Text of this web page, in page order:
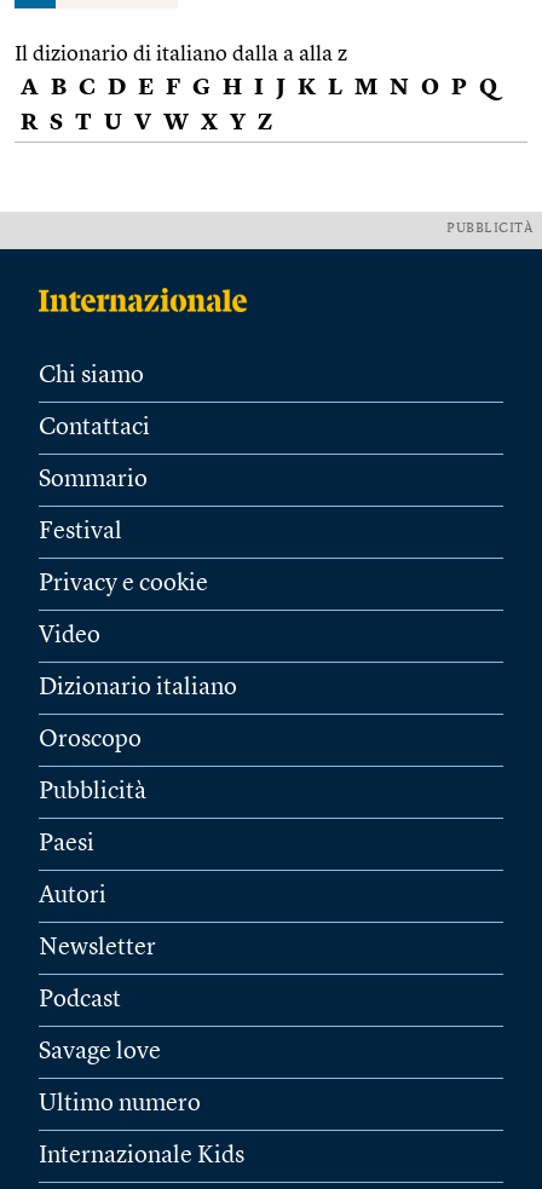
Il dizionario di italiano dalla a alla z
A B C D E F G H I J K L M N O P Q
R S T U V W X Y Z
PUBBLICITÀ
Chi siamo
Contattaci
Sommario
Festival
Privacy e cookie
Video
Dizionario italiano
Oroscopo
Pubblicità
Paesi
Autori
Newsletter
Podcast
Savage love
Ultimo numero
Internazionale Kids